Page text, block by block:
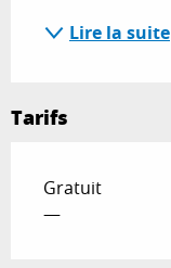
Lire la suite
Tarifs
Gratuit
—